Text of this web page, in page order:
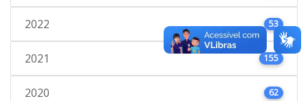
2022 53
2021 155
2020 62